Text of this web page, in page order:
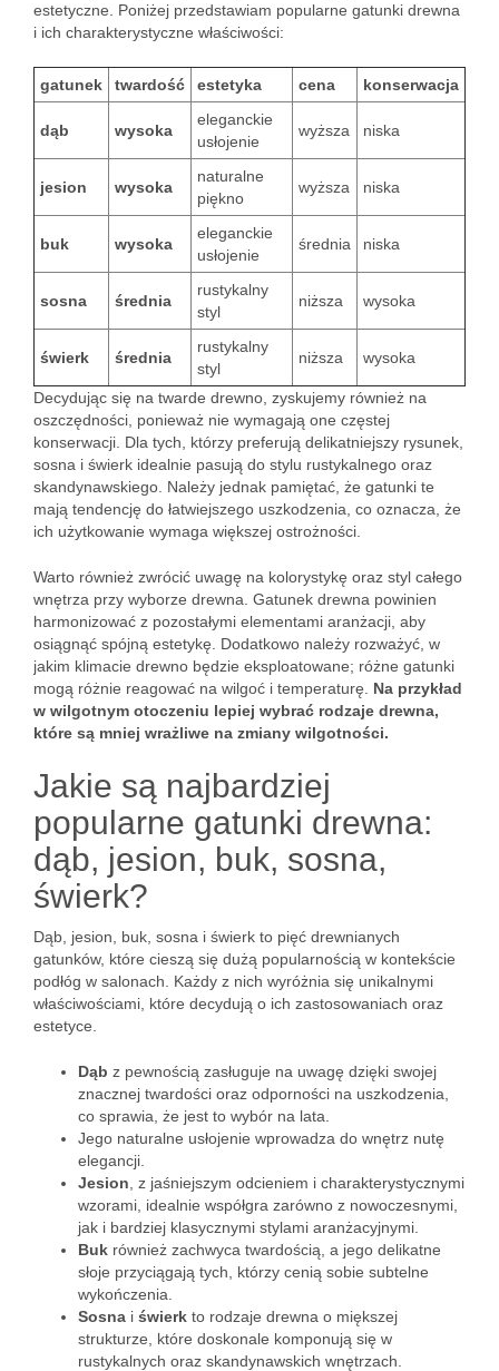
estetyczne. Poniżej przedstawiam popularne gatunki drewna
i ich charakterystyczne właściwości:
gatunek twardość estetyka cena konserwacja
dąb wysoka
eleganckie
usłojenie
wyższa niska
jesion wysoka
naturalne
piękno
wyższa niska
buk wysoka
eleganckie
usłojenie
średnia niska
sosna średnia
rustykalny
styl
niższa wysoka
świerk średnia
rustykalny
styl
niższa wysoka
Decydując się na twarde drewno, zyskujemy również na
oszczędności, ponieważ nie wymagają one częstej
konserwacji. Dla tych, którzy preferują delikatniejszy rysunek,
sosna i świerk idealnie pasują do stylu rustykalnego oraz
skandynawskiego. Należy jednak pamiętać, że gatunki te
mają tendencję do łatwiejszego uszkodzenia, co oznacza, że
ich użytkowanie wymaga większej ostrożności.
Warto również zwrócić uwagę na kolorystykę oraz styl całego
wnętrza przy wyborze drewna. Gatunek drewna powinien
harmonizować z pozostałymi elementami aranżacji, aby
osiągnąć spójną estetykę. Dodatkowo należy rozważyć, w
jakim klimacie drewno będzie eksploatowane; różne gatunki
mogą różnie reagować na wilgoć i temperaturę. Na przykład
w wilgotnym otoczeniu lepiej wybrać rodzaje drewna,
które są mniej wrażliwe na zmiany wilgotności.
Jakie są najbardziej
popularne gatunki drewna:
dąb, jesion, buk, sosna,
świerk?
Dąb, jesion, buk, sosna i świerk to pięć drewnianych
gatunków, które cieszą się dużą popularnością w kontekście
podłóg w salonach. Każdy z nich wyróżnia się unikalnymi
właściwościami, które decydują o ich zastosowaniach oraz
estetyce.
Dąb z pewnością zasługuje na uwagę dzięki swojej
znacznej twardości oraz odporności na uszkodzenia,
co sprawia, że jest to wybór na lata.
Jego naturalne usłojenie wprowadza do wnętrz nutę
elegancji.
Jesion , z jaśniejszym odcieniem i charakterystycznymi
wzorami, idealnie współgra zarówno z nowoczesnymi,
jak i bardziej klasycznymi stylami aranżacyjnymi.
Buk również zachwyca twardością, a jego delikatne
słoje przyciągają tych, którzy cenią sobie subtelne
wykończenia.
Sosna i świerk to rodzaje drewna o miększej
strukturze, które doskonale komponują się w
rustykalnych oraz skandynawskich wnętrzach.